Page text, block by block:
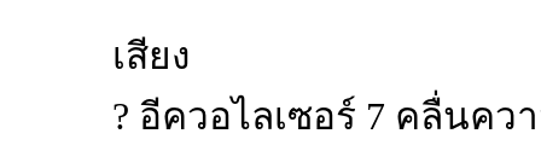
เสียง
? อีควอไลเซอร์ 7 คลื่นคว